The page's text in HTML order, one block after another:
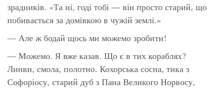
зрадників. «Та ні, годі тобі — він просто старий, що
побивається за домівкою в чужій землі.»
— Але ж бодай щось ми можемо зробити!
— Можемо. Я вже казав. Що є в тих кораблях?
Линви, смола, полотно. Кохорська сосна, тика з
Софоріосу, старий дуб з Пана Великого Норвосу,